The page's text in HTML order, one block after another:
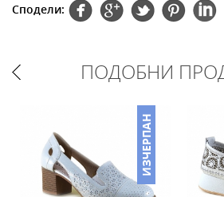
Сподели:
ПОДОБНИ
ИЗЧЕРПАН